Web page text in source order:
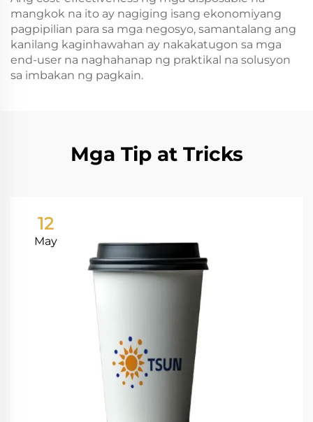
mangkok na ito ay nagiging isang ekonomiyang
pagpipilian para sa mga negosyo, samantalang ang
kanilang kaginhawahan ay nakakatugon sa mga
end-user na naghahanap ng praktikal na solusyon
sa imbakan ng pagkain.
Mga Tip at Tricks
12
May